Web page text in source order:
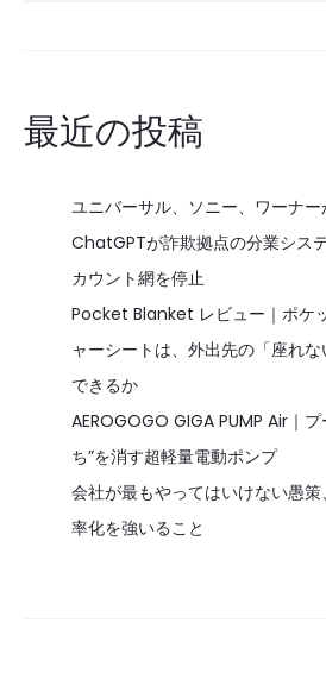
最近の投稿
ユニバーサル、ソニー、ワーナー
ChatGPTが詐欺拠点の分業シス
カウント網を停止
Pocket Blanket レビュー｜ポケ
ャーシートは、外出先の「座れ
できるか
AEROGOGO GIGA PUMP Air｜
ち”を消す超軽量電動ポンプ
会社が最もやってはいけない愚
率化を強いること